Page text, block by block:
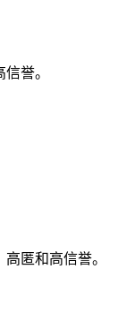
誉。
匿和高信誉。